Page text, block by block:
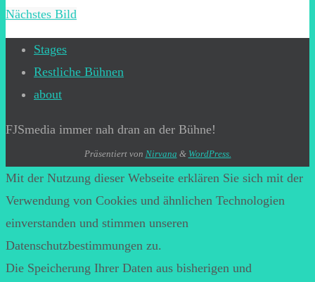
Nächstes Bild
Stages
Restliche Bühnen
about
FJSmedia immer nah dran an der Bühne!
Präsentiert von Nirvana & WordPress.
Mit der Nutzung dieser Webseite erklären Sie sich mit der
Verwendung von Cookies und ähnlichen Technologien
einverstanden und stimmen unseren
Datenschutzbestimmungen zu.
Die Speicherung Ihrer Daten aus bisherigen und